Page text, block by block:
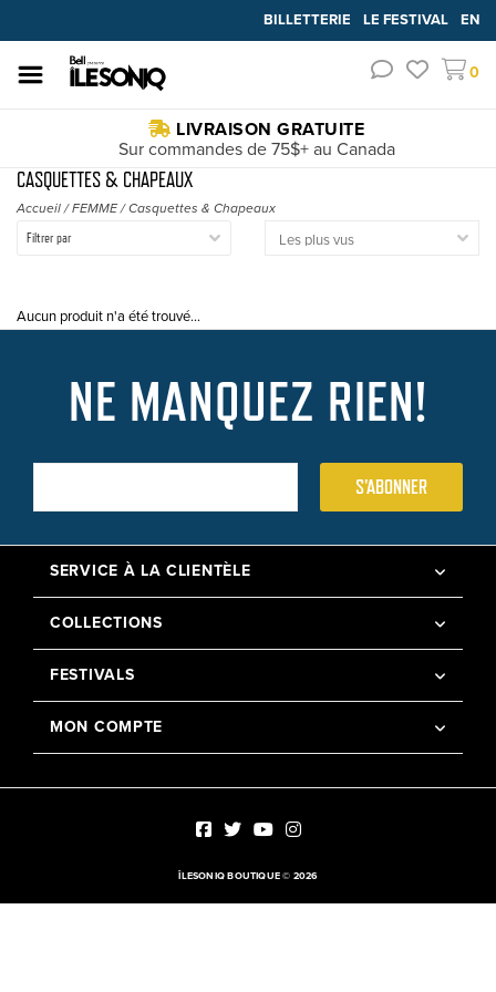
BILLETTERIE LE FESTIVAL EN
0
LIVRAISON GRATUITE
Sur commandes de 75$+ au Canada
CASQUETTES & CHAPEAUX
Accueil/FEMME/Casquettes & Chapeaux
Filtrer par
Aucun produit n'a été trouvé...
NE MANQUEZ RIEN!
S'ABONNER
SERVICE À LA CLIENTÈLE
COLLECTIONS
FESTIVALS
MON COMPTE
ÎLESONIQ BOUTIQUE © 2026